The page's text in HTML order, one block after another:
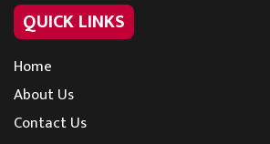
QUICK LINKS
Home
About Us
Contact Us